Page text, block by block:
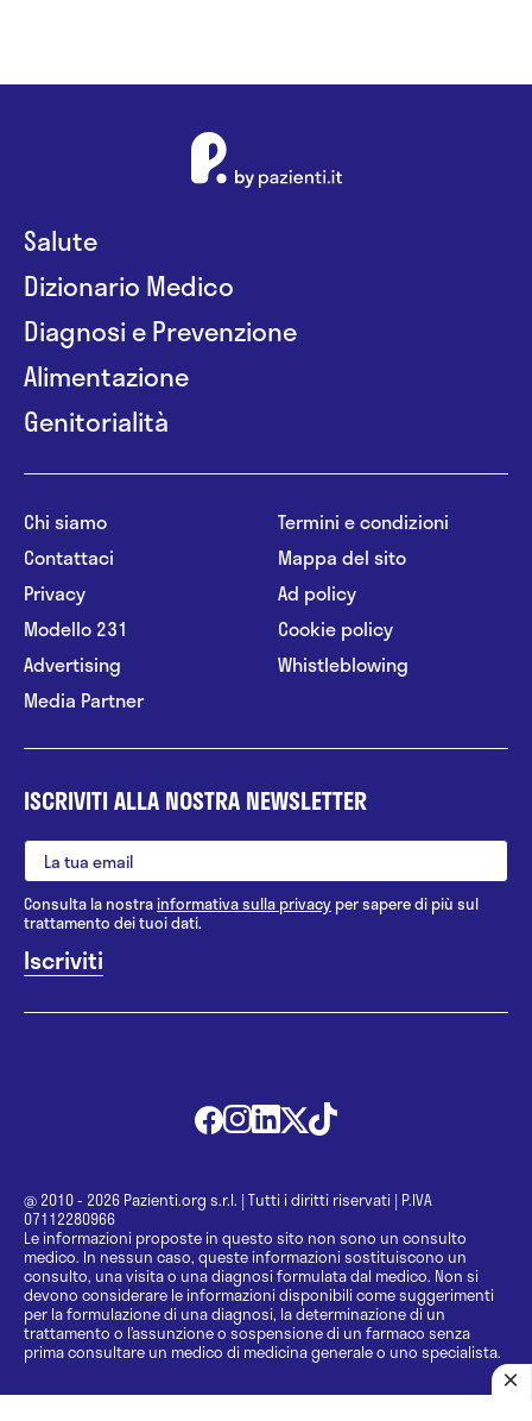
Salute
Dizionario Medico
Diagnosi e Prevenzione
Alimentazione
Genitorialità
Chi siamo
Contattaci
Privacy
Modello 231
Advertising
Media Partner
Termini e condizioni
Mappa del sito
Ad policy
Cookie policy
Whistleblowing
ISCRIVITI ALLA NOSTRA NEWSLETTER
Consulta la nostrainformativa sulla privacy per sapere di più sul
trattamento dei tuoi dati.
@ 2010 - 2026 Pazienti.org s.r.l. Tutti i diritti riservati P.IVA
07112280966
Le informazioni proposte in questo sito non sono un consulto
medico. In nessun caso, queste informazioni sostituiscono un
consulto, una visita o una diagnosi formulata dal medico. Non si
devono considerare le informazioni disponibili come suggerimenti
per la formulazione di una diagnosi, la determinazione di un
trattamento o l’assunzione o sospensione di un farmaco senza
prima consultare un medico di medicina generale o uno specialista.